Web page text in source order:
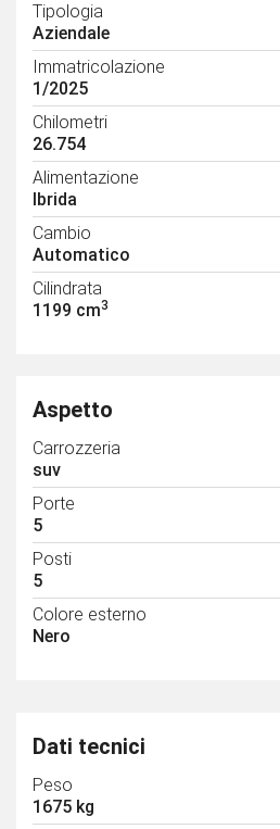
Tipologia
Aziendale
Immatricolazione
1/2025
Chilometri
26.754
Alimentazione
Ibrida
Cambio
Automatico
Cilindrata
1199 cm3
Aspetto
Carrozzeria
suv
Porte
5
Posti
5
Colore esterno
Nero
Dati tecnici
Peso
1675 kg